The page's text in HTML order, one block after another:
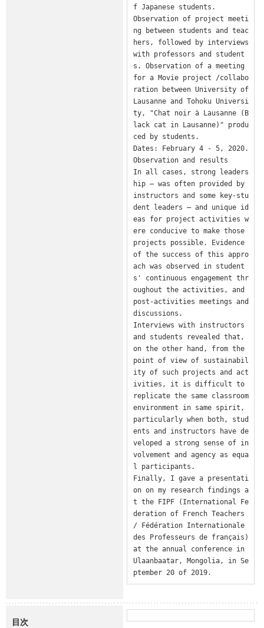
f Japanese students.
Observation of project meeti
ng between students and teac
hers, followed by interviews
with professors and student
s. Observation of a meeting
for a Movie project /collabo
ration between University of
Lausanne and Tohoku Universi
ty, "Chat noir à Lausanne (B
lack cat in Lausanne)" produ
ced by students.
Dates: February 4 - 5, 2020.
Observation and results
In all cases, strong leaders
hip – was often provided by
instructors and some key-stu
dent leaders – and unique id
eas for project activities w
ere conducive to make those
projects possible. Evidence
of the success of this appro
ach was observed in student
s' continuous engagement thr
oughout the activities, and
post-activities meetings and
discussions.
Interviews with instructors
and students revealed that,
on the other hand, from the
point of view of sustainabil
ity of such projects and act
ivities, it is difficult to
replicate the same classroom
environment in same spirit,
particularly when both, stud
ents and instructors have de
veloped a strong sense of in
volvement and agency as equa
l participants.
Finally, I gave a presentati
on on my research findings a
t the FIPF (International Fe
deration of French Teachers
/ Fédération Internationale
des Professeurs de français)
at the annual conference in
Ulaanbaatar, Mongolia, in Se
ptember 20 of 2019.
目次